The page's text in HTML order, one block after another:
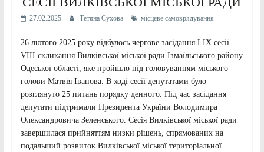
27.02.2025 Тетяна Сухова місцеве самоврядування
26 лютого 2025 року відбулось чергове засідання LІХ сесії
VIII скликання Вилківської міської ради Ізмаїльського району
Одеської області, яке пройшло під головуванням міського
голови Матвія Іванова. В ході сесії депутатами було
розглянуто 25 питань порядку денного. Під час засідання
депутати підтримали Президента України Володимира
Олександровича Зеленського. Сесія Вилківської міської ради
завершилася прийняттям низки рішень, спрямованих на
подальший розвиток Вилківської міської територіальної